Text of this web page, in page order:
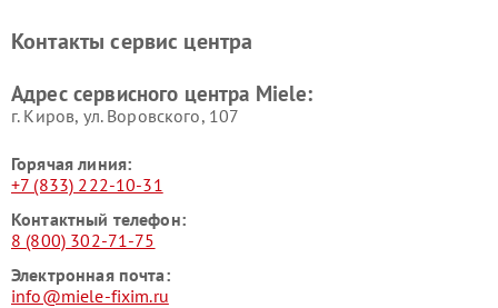
Miele
Miele
пылесосов Miele
Контакты сервис центра
Адрес сервисного центра Miele:
г. Киров, ул. Воровского, 107
Горячая линия:
+7 (833) 222-10-31
Контактный телефон:
8 (800) 302-71-75
Электронная почта:
info@miele-fixim.ru